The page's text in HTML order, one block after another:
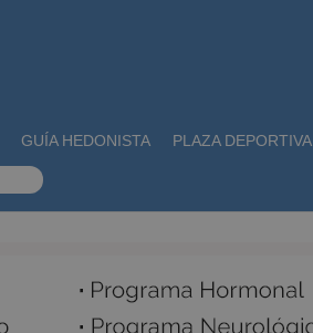
GUÍA HEDONISTA PLAZA DEPORTIVA